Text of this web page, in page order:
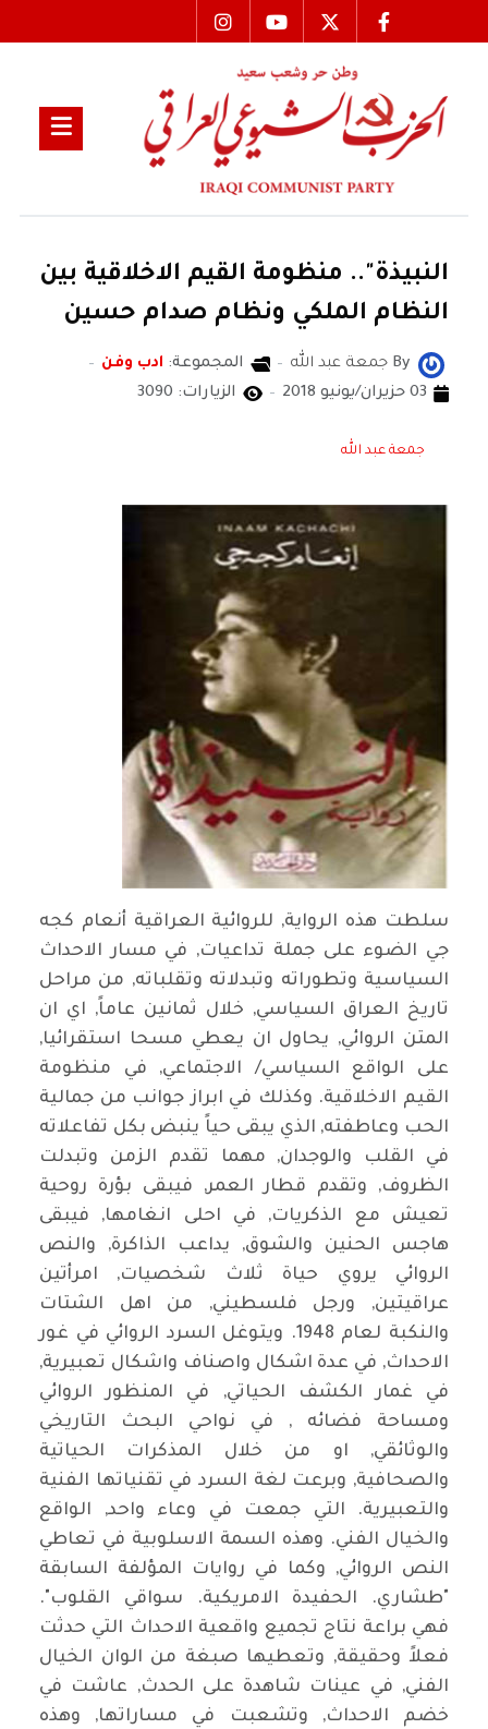
النبيذة".. منظومة القيم الاخلاقية بين
النظام الملكي ونظام صدام حسين
By جمعة عبد الله المجموعة: ادب وفن
03 حزيران/يونيو 2018
الزيارات: 3090
جمعة عبد الله
سلطت هذه الرواية, للروائية العراقية أنعام كجه
جي الضوء على جملة تداعيات, في مسار الاحداث
السياسية وتطوراته وتبدلاته وتقلباته, من مراحل
تاريخ العراق السياسي, خلال ثمانين عاماً, اي ان
المتن الروائي, يحاول ان يعطي مسحا استقرائيا,
على الواقع السياسي/ الاجتماعي, في منظومة
القيم الاخلاقية. وكذلك في ابراز جوانب من جمالية
الحب وعاطفته, الذي يبقى حياً ينبض بكل تفاعلاته
في القلب والوجدان, مهما تقدم الزمن وتبدلت
الظروف, وتقدم قطار العمر, فيبقى بؤرة روحية
تعيش مع الذكريات, في احلى انغامها, فيبقى
هاجس الحنين والشوق, يداعب الذاكرة, والنص
الروائي يروي حياة ثلاث شخصيات, امرأتين
عراقيتين, ورجل فلسطيني, من اهل الشتات
والنكبة لعام 1948. ويتوغل السرد الروائي في غور
الاحداث, في عدة اشكال واصناف واشكال تعبيرية,
في غمار الكشف الحياتي, في المنظور الروائي
ومساحة فضائه , في نواحي البحث التاريخي
والوثائقي, او من خلال المذكرات الحياتية
والصحافية, وبرعت لغة السرد في تقنياتها الفنية
والتعبيرية. التي جمعت في وعاء واحد, الواقع
والخيال الفني. وهذه السمة الاسلوبية في تعاطي
النص الروائي, وكما في روايات المؤلفة السابقة
"طشاري. الحفيدة الامريكية. سواقي القلوب".
فهي براعة نتاج تجميع واقعية الاحداث التي حدثت
فعلاً وحقيقة, وتعطيها صبغة من الوان الخيال
الفني, في عينات شاهدة على الحدث, عاشت في
خضم الاحداث, وتشعبت في مساراتها, وهذه